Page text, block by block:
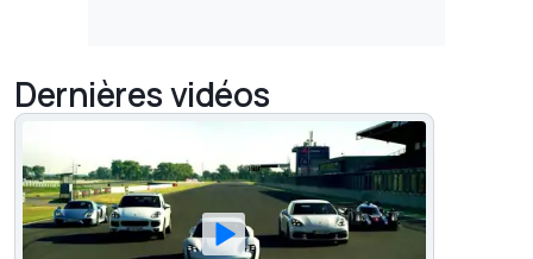
Dernières vidéos